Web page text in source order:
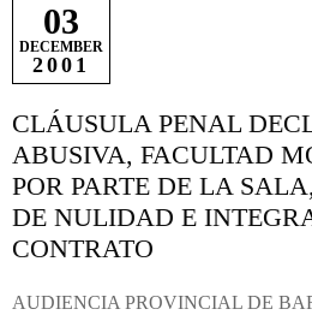
03
DECEMBER
2001
CLÁUSULA PENAL
ABUSIVA, FACULTAD
POR PARTE DE LA
DE NULIDAD E
CONTRATO
AUDIENCIA PROVINCIAL DE